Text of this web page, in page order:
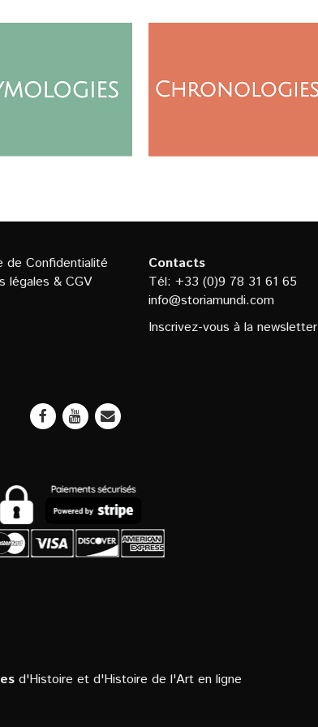
de Confidentialité
légales & CGV
Contacts
Tél: +33 (0)9 78 31 61 65
info@storiamundi.com
Inscrivez-vous à la newsletter
d'Histoire et d'Histoire de l'Art en ligne